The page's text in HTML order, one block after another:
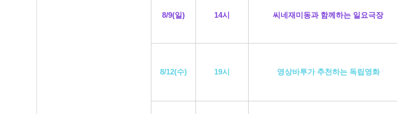
8/9(일) 14시 씨네재미동과 함께하는 일요극장
8/12(수) 19시 영상바투가 추천하는 독립영화